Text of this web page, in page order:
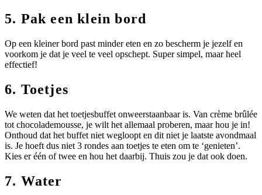
5. Pak een klein bord
Op een kleiner bord past minder eten en zo bescherm je jezelf en
voorkom je dat je veel te veel opschept. Super simpel, maar heel
effectief!
6. Toetjes
We weten dat het toetjesbuffet onweerstaanbaar is. Van crème brûlée
tot chocolademousse, je wilt het allemaal proberen, maar hou je in!
Onthoud dat het buffet niet wegloopt en dit niet je laatste avondmaal
is. Je hoeft dus niet 3 rondes aan toetjes te eten om te ‘genieten’.
Kies er één of twee en hou het daarbij. Thuis zou je dat ook doen.
7. Water